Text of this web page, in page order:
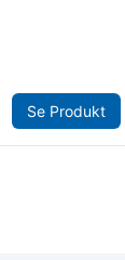
Se Produkt